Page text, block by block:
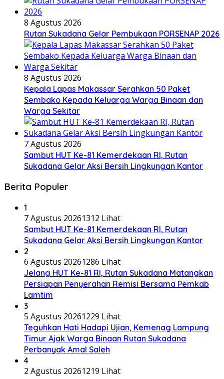
8 Agustus 2026
Rutan Sukadana Gelar Pembukaan PORSENAP 2026
8 Agustus 2026
Kepala Lapas Makassar Serahkan 50 Paket
Sembako Kepada Keluarga Warga Binaan dan
Warga Sekitar
7 Agustus 2026
Sambut HUT Ke-81 Kemerdekaan RI, Rutan
Sukadana Gelar Aksi Bersih Lingkungan Kantor
Berita Populer
1
7 Agustus 20261312 Lihat
Sambut HUT Ke-81 Kemerdekaan RI, Rutan
Sukadana Gelar Aksi Bersih Lingkungan Kantor
2
6 Agustus 20261286 Lihat
Jelang HUT Ke-81 RI, Rutan Sukadana Matangkan
Persiapan Penyerahan Remisi Bersama Pemkab
Lamtim
3
5 Agustus 20261229 Lihat
Teguhkan Hati Hadapi Ujian, Kemenag Lampung
Timur Ajak Warga Binaan Rutan Sukadana
Perbanyak Amal Saleh
4
2 Agustus 20261219 Lihat